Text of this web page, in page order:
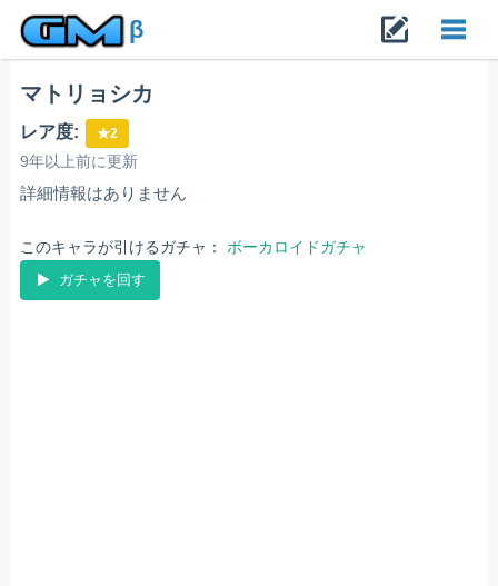
β
マトリョシカ
レア度: ★2
9年以上前に更新
詳細情報はありません
このキャラが引けるガチャ： ボーカロイドガチャ
ガチャを回す